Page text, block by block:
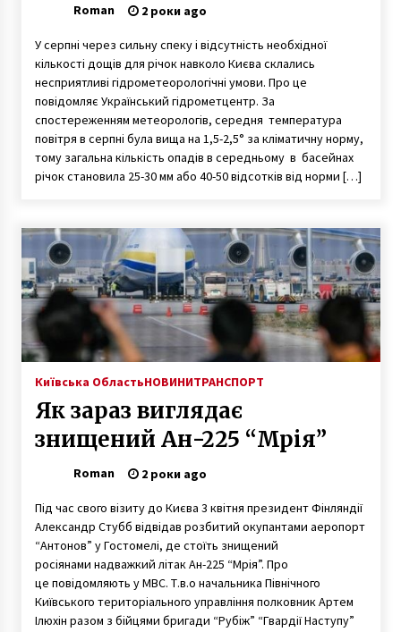
Roman 2 роки ago
У серпні через сильну спеку і відсутність необхідної
кількості дощів для річок навколо Києва склались
несприятливі гідрометеорологічні умови. Про це
повідомляє Український гідрометцентр. За
спостереженням метеорологів, середня температура
повітря в серпні була вища на 1,5-2,5° за кліматичну норму,
тому загальна кількість опадів в середньому в басейнах
річок становила 25-30 мм або 40-50 відсотків від норми […]
Київська ОбластьНОВИНИТРАНСПОРТ
Як зараз виглядає
знищений Ан-225 “Мрія”
Roman 2 роки ago
Під час свого візиту до Києва 3 квітня президент Фінляндії
Александр Стубб відвідав розбитий окупантами аеропорт
“Антонов” у Гостомелі, де стоїть знищений
росіянами надважкий літак Ан-225 “Мрія”. Про
це повідомляють у МВС. Т.в.о начальника Північного
Київського територіального управління полковник Артем
Ілюхін разом з бійцями бригади “Рубіж” “Гвардії Наступу”